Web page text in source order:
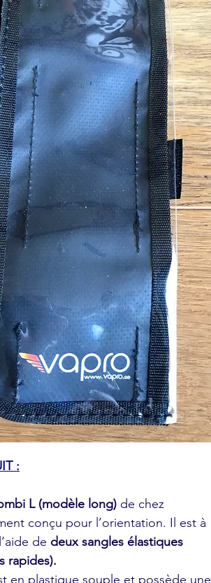
:
L (modèle long) de chez
conçu pour l’orientation. Il est à
de deux sangles élastiques
rapides).
en plastique souple et possède une